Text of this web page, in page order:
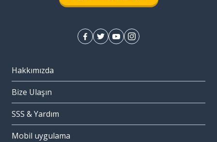
Hakkımızda
Bize Ulaşın
SSS & Yardım
Mobil uygulama